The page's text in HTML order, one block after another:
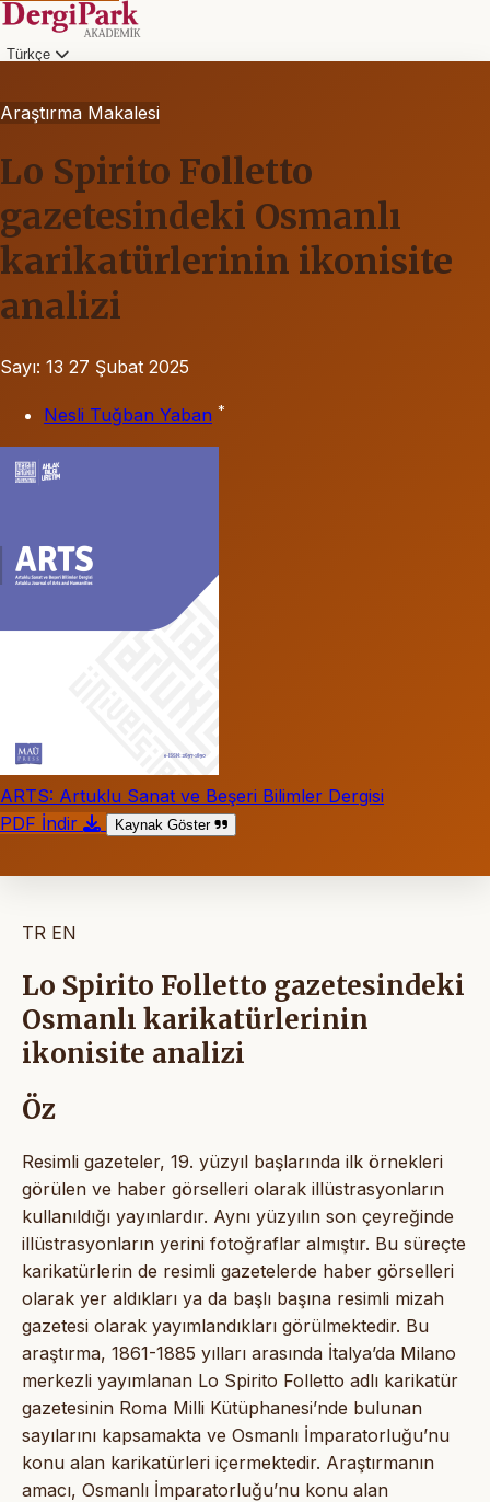
Türkçe
Araştırma Makalesi
Lo Spirito Folletto
gazetesindeki Osmanlı
karikatürlerinin ikonisite
analizi
Sayı: 13 27 Şubat 2025
Nesli Tuğban Yaban *
ARTS: Artuklu Sanat ve Beşeri Bilimler Dergisi
PDF İndir
Kaynak Göster
TR EN
Lo Spirito Folletto gazetesindeki
Osmanlı karikatürlerinin
ikonisite analizi
Öz
Resimli gazeteler, 19. yüzyıl başlarında ilk örnekleri
görülen ve haber görselleri olarak illüstrasyonların
kullanıldığı yayınlardır. Aynı yüzyılın son çeyreğinde
illüstrasyonların yerini fotoğraflar almıştır. Bu süreçte
karikatürlerin de resimli gazetelerde haber görselleri
olarak yer aldıkları ya da başlı başına resimli mizah
gazetesi olarak yayımlandıkları görülmektedir. Bu
araştırma, 1861-1885 yılları arasında İtalya’da Milano
merkezli yayımlanan Lo Spirito Folletto adlı karikatür
gazetesinin Roma Milli Kütüphanesi’nde bulunan
sayılarını kapsamakta ve Osmanlı İmparatorluğu’nu
konu alan karikatürleri içermektedir. Araştırmanın
amacı, Osmanlı İmparatorluğu’nu konu alan